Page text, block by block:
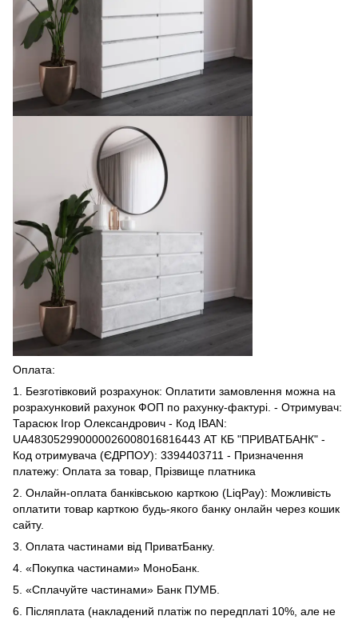
Оплата:
1. Безготівковий розрахунок: Оплатити замовлення можна на
розрахунковий рахунок ФОП по рахунку-фактурі. - Отримувач:
Тарасюк Ігор Олександрович - Код IBAN:
UA483052990000026008016816443 АТ КБ "ПРИВАТБАНК" -
Код отримувача (ЄДРПОУ): 3394403711 - Призначення
платежу: Оплата за товар, Прізвище платника
2. Онлайн-оплата банківською карткою (LiqPay): Можливість
оплатити товар карткою будь-якого банку онлайн через кошик
сайту.
3. Оплата частинами від ПриватБанку.
4. «Покупка частинами» МоноБанк.
5. «Сплачуйте частинами» Банк ПУМБ.
6. Післяплата (накладений платіж по передплаті 10%, але не